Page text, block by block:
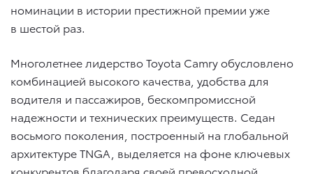
номинации в истории престижной премии уже
в шестой раз.
Многолетнее лидерство Toyota Camry обусловлено
комбинацией высокого качества, удобства для
водителя и пассажиров, бескомпромиссной
надежности и технических преимуществ. Седан
восьмого поколения, построенный на глобальной
архитектуре TNGA, выделяется на фоне ключевых
конкурентов благодаря своей превосходной